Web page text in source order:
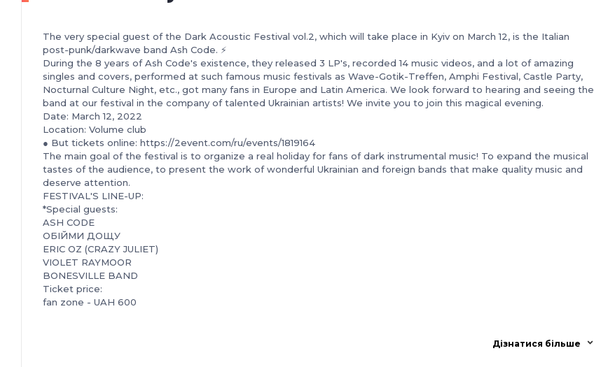
The very special guest of the Dark Acoustic Festival vol.2, which will take place in Kyiv on March 12, is the Italian
post-punk/darkwave band Ash Code. ⚡️
During the 8 years of Ash Code's existence, they released 3 LP's, recorded 14 music videos, and a lot of amazing
singles and covers, performed at such famous music festivals as Wave-Gotik-Treffen, Amphi Festival, Castle Party,
Nocturnal Culture Night, etc., got many fans in Europe and Latin America. We look forward to hearing and seeing the
band at our festival in the company of talented Ukrainian artists! We invite you to join this magical evening.
Date: March 12, 2022
Location: Volume club
● But tickets online: https://2event.com/ru/events/1819164
The main goal of the festival is to organize a real holiday for fans of dark instrumental music! To expand the musical
tastes of the audience, to present the work of wonderful Ukrainian and foreign bands that make quality music and
deserve attention.
FESTIVAL'S LINE-UP:
*Special guests:
ASH CODE
ОБІЙМИ ДОЩУ
ERIC OZ (CRAZY JULIET)
VIOLET RAYMOOR
BONESVILLE BAND
Ticket price:
fan zone - UAH 600
Дізнатися більше